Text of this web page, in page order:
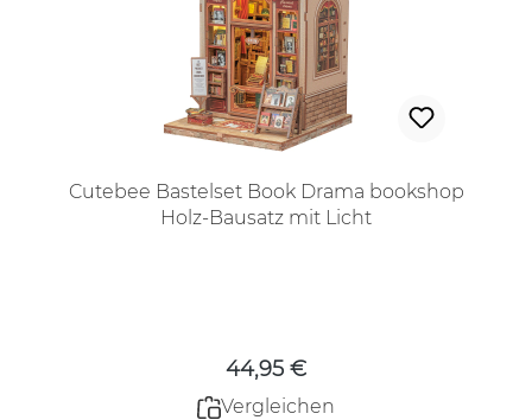
Cutebee Bastelset Book Drama bookshop
Holz-Bausatz mit Licht
44,95 €
Vergleichen